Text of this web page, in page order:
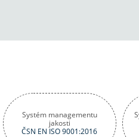
Systém managementu
jakosti
ČSN EN ISO 9001:2016